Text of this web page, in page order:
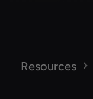
Resources